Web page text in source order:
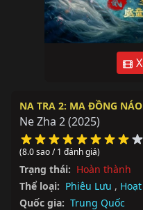
NA TRA 2: MA ĐỒNG
Ne Zha 2(2025)
(8.0 sao / 1 đánh giá)
Trạng thái: Hoàn thành
Thể loại: Phiêu Lưu ,
Quốc gia: Trung Quốc